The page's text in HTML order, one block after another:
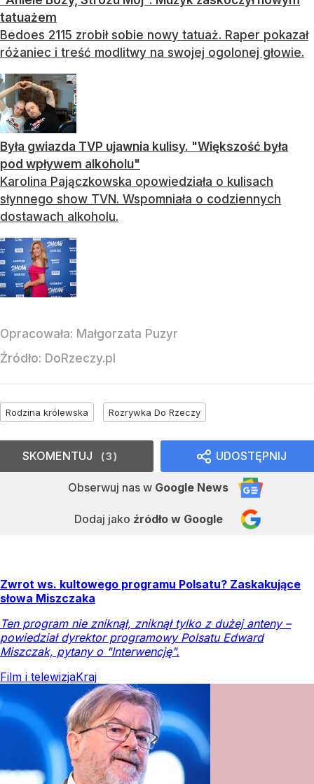
tatuażem
Bedoes 2115 zrobił sobie nowy tatuaż. Raper pokazał
różaniec i treść modlitwy na swojej ogolonej głowie.
Była gwiazda TVP ujawnia kulisy. "Większość była
pod wpływem alkoholu"
Karolina Pajączkowska opowiedziała o kulisach
słynnego show TVN. Wspomniała o codziennych
dostawach alkoholu.
Opracowała: Małgorzata Puzyr
Źródło: DoRzeczy.pl
Rodzina królewska Rozrywka Do Rzeczy
UDOSTĘPNIJ
Obserwuj nas w Google News
Dodaj jako źródło w Google
SKOMENTUJ 3
Zwrot ws. kultowego programu Polsatu? Zaskakujące
słowa Miszczaka
Ten program nie zniknął, zniknął tylko z dużej anteny –
powiedział dyrektor programowy Polsatu Edward
Miszczak, pytany o "Interwencję".
Film i telewizjaKraj